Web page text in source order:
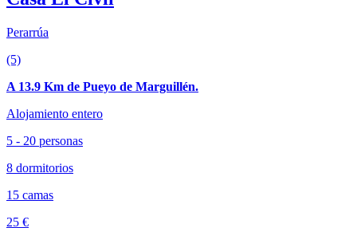
Perarrúa
(5)
A 13.9 Km de Pueyo de Marguillén.
Alojamiento entero
5 - 20 personas
8 dormitorios
15 camas
25 €